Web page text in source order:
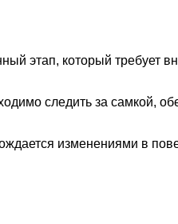
этап, который требует
следить за самкой,
изменениями в